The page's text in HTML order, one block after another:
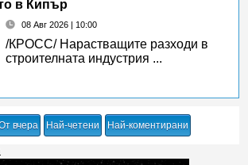
в Кипър
08 Авг 2026 | 10:00
/КРОСС/ Нарастващите разходи в
строителната индустрия ...
вчера Най-четени Най-коментирани